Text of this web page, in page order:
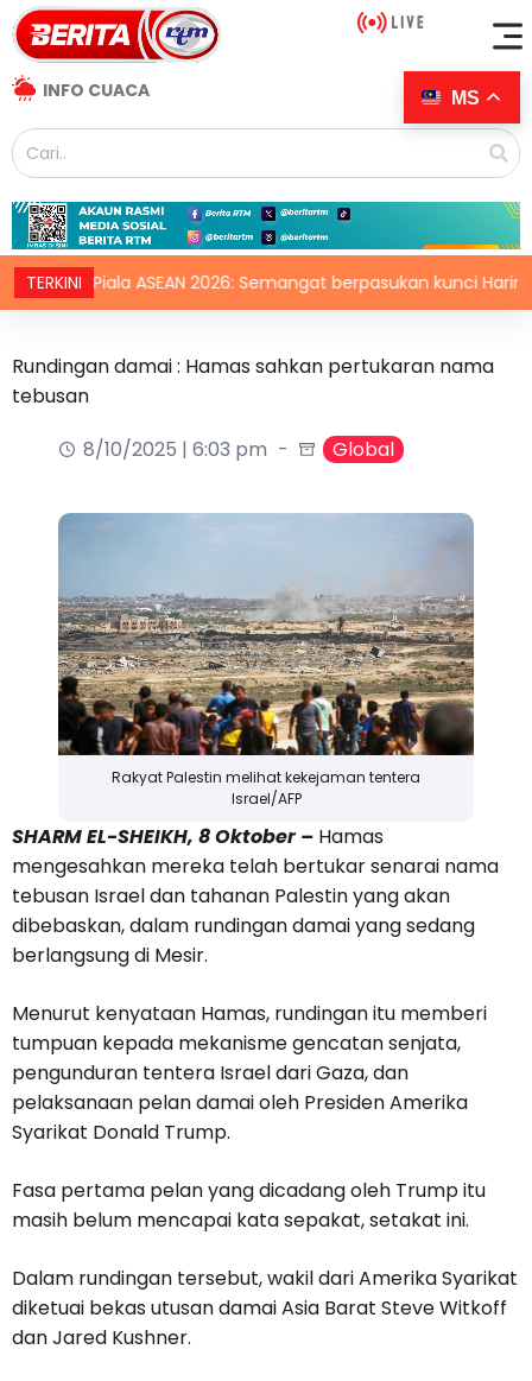
INFO CUACA
TERKINI
Piala ASEAN 2026: Semangat berpasukan kunci Harimau
Rundingan damai : Hamas sahkan pertukaran nama
tebusan
8/10/2025 | 6:03 pm
Global
Rakyat Palestin melihat kekejaman tentera
Israel/AFP
SHARM EL-SHEIKH, 8 Oktober – Hamas
mengesahkan mereka telah bertukar senarai nama
tebusan Israel dan tahanan Palestin yang akan
dibebaskan, dalam rundingan damai yang sedang
berlangsung di Mesir.
Menurut kenyataan Hamas, rundingan itu memberi
tumpuan kepada mekanisme gencatan senjata,
pengunduran tentera Israel dari Gaza, dan
pelaksanaan pelan damai oleh Presiden Amerika
Syarikat Donald Trump.
Fasa pertama pelan yang dicadang oleh Trump itu
masih belum mencapai kata sepakat, setakat ini.
Dalam rundingan tersebut, wakil dari Amerika Syarikat
diketuai bekas utusan damai Asia Barat Steve Witkoff
dan Jared Kushner.
MS